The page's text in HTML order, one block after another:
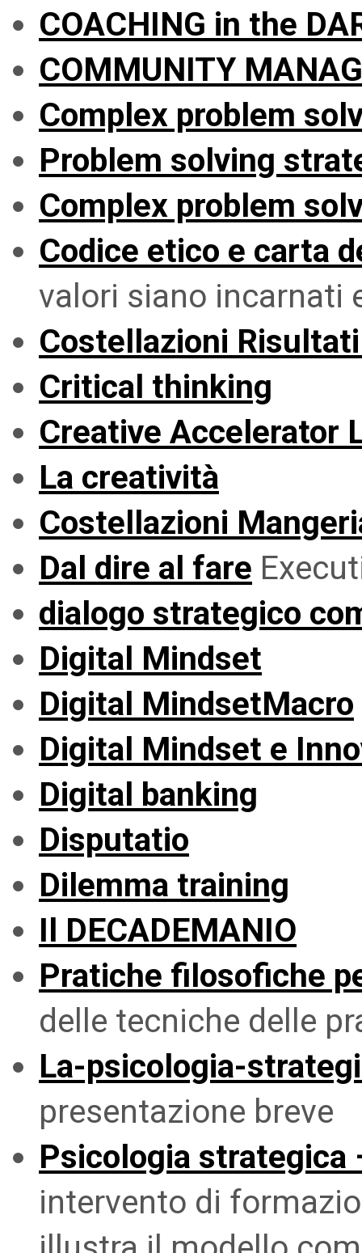
COACHING in the
COMMUNITY
Complex problem
Problem solving
Complex problem
Codice etico e carta
valori siano incarnati
Costellazioni
Critical thinking
Creative Accelerator
La creatività
Costellazioni
Dal dire al fare
dialogo strategico
Digital Mindset
Digital MindsetMacro
Digital Mindset e
Digital banking
Disputatio
Dilemma training
Il DECADEMANIO
Pratiche filosofiche
delle tecniche delle
La-psicologia-
presentazione breve
Psicologia
intervento di